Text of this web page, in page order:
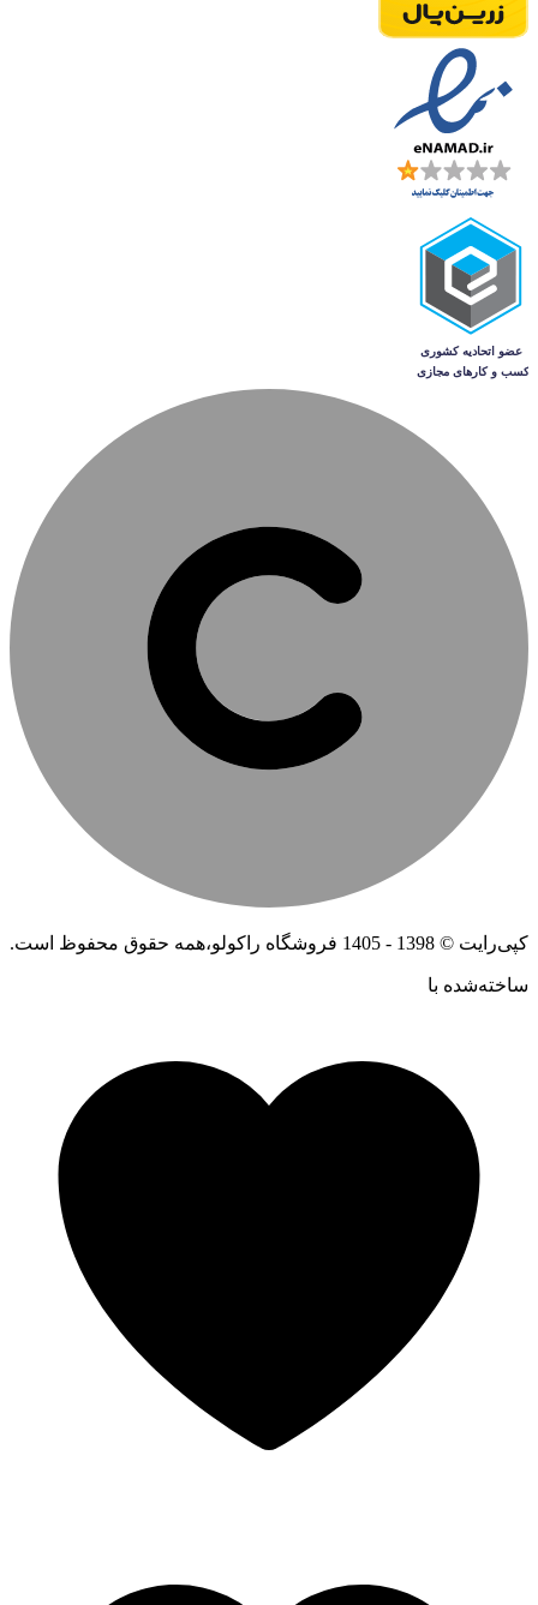
کپی‌رایت © 1398 - 1405 فروشگاه راکولو،همه حقوق محفوظ است.
ساخته‌شده ‌با